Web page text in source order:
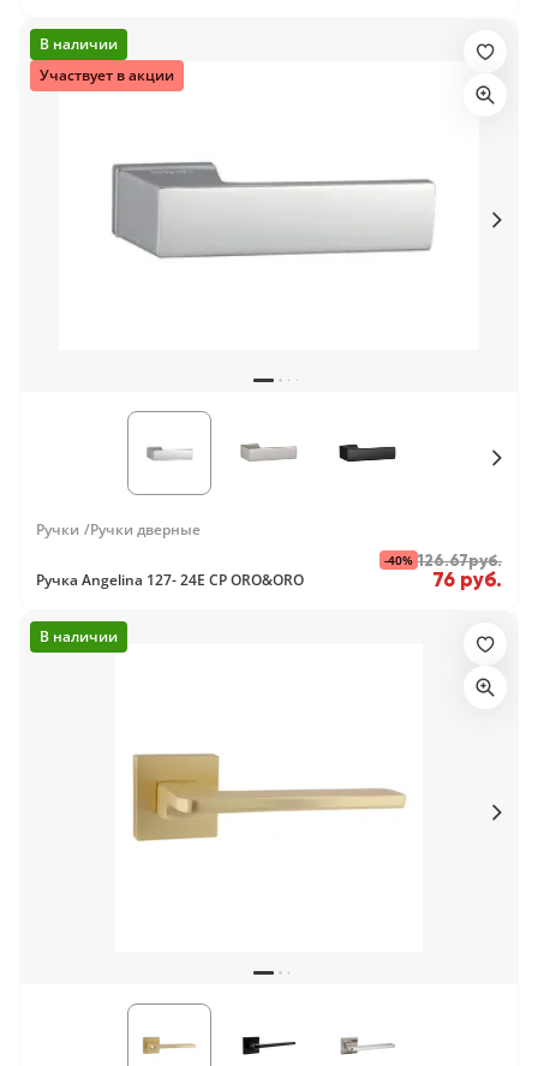
В наличии
Участвует в акции
Ручки Ручки дверные
Ручка Angelina 127- 24E CP ORO&ORO
-40% 126.67руб.
76 руб.
В наличии
Сливки
Показать все 25 цветов